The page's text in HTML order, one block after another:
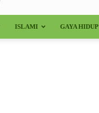
ISLAMI GAYA HIDUP